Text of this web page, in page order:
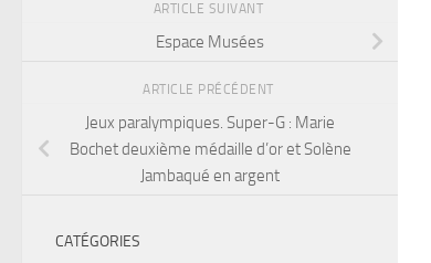
ARTICLE SUIVANT
Espace Musées
ARTICLE PRÉCÉDENT
Jeux paralympiques. Super-G : Marie
Bochet deuxième médaille d’or et Solène
Jambaqué en argent
CATÉGORIES